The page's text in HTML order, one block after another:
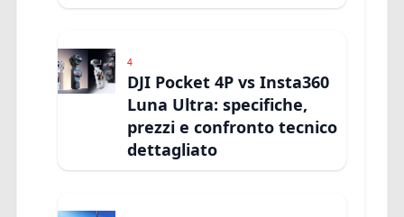
4
DJI Pocket 4P vs Insta360
Luna Ultra: specifiche,
prezzi e confronto tecnico
dettagliato